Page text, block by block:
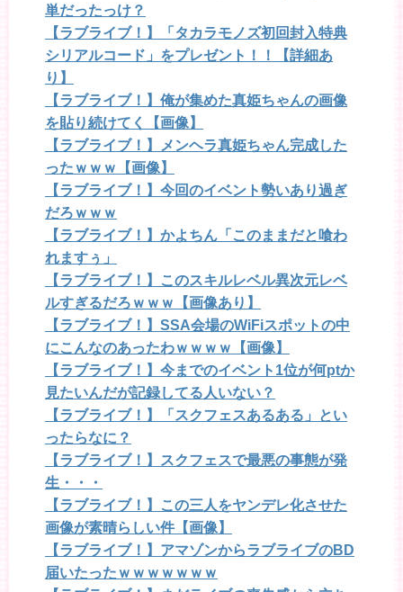
単だったっけ？
【ラブライブ！】「タカラモノズ初回封入特典
シリアルコード」をプレゼント！！【詳細あ
り】
【ラブライブ！】俺が集めた真姫ちゃんの画像
を貼り続けてく【画像】
【ラブライブ！】メンヘラ真姫ちゃん完成した
ったｗｗｗ【画像】
【ラブライブ！】今回のイベント勢いあり過ぎ
だろｗｗｗ
【ラブライブ！】かよちん「このままだと喰わ
れますぅ」
【ラブライブ！】このスキルレベル異次元レベ
ルすぎるだろｗｗｗ【画像あり】
【ラブライブ！】SSA会場のWiFiスポットの中
にこんなのあったわｗｗｗｗ【画像】
【ラブライブ！】今までのイベント1位が何ptか
見たいんだが記録してる人いない？
【ラブライブ！】「スクフェスあるある」とい
ったらなに？
【ラブライブ！】スクフェスで最悪の事態が発
生・・・
【ラブライブ！】この三人をヤンデレ化させた
画像が素晴らしい件【画像】
【ラブライブ！】アマゾンからラブライブのBD
届いたったｗｗｗｗｗｗｗ